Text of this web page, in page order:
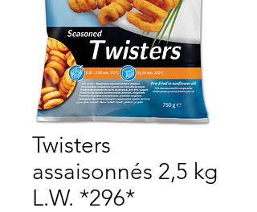
Twisters
assaisonnés 2,5 kg
L.W. *296*